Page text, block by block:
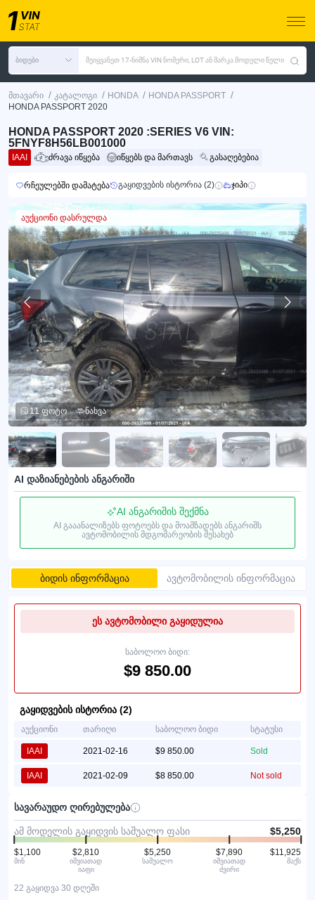
ბიდები შეიყვანეთ 17-ნიშნა VIN ნომერი, LOT ან მარკა მოდელი წელი
მთავარი / კატალოგი / HONDA / HONDA PASSPORT /
HONDA PASSPORT 2020
HONDA PASSPORT 2020 :SERIES V6 VIN:
5FNYF8H56LB001000
IAAI ძრავა იწყება იწყებს და მართავს გასაღებებია
რჩეულებში დამატება გაყიდვების ისტორია (2) ჯიპი
აუქციონი დასრულდა
11 ფოტო ნახვა
AI დაზიანებების ანგარიში
AI ანგარიშის შექმნა
AI გააანალიზებს ფოტოებს და მოამზადებს ანგარიშს
ავტომობილის მდგომარეობის შესახებ
ბიდის ინფორმაცია ავტომობილის ინფორმაცია
ეს ავტომობილი გაყიდულია
საბოლოო ბიდი:
$9 850.00
გაყიდვების ისტორია (2)
აუქციონი თარიღი საბოლოო ბიდი სტატუსი
IAAI 2021-02-16 $9 850.00 Sold
IAAI 2021-02-09 $8 850.00 Not sold
სავარაუდო ღირებულება
ამ მოდელის გაყიდვის საშუალო ფასი $5,250
$1,100
მინ
$2,810
იშვიათად
იაფი
$5,250
საშუალო
$7,890
იშვიათად
ძვირი
$11,925
მაქს
22 გაყიდვა 30 დღეში